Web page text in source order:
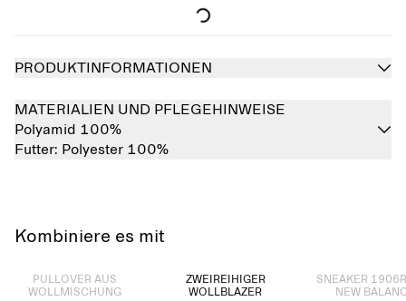
PRODUKTINFORMATIONEN
MATERIALIEN UND PFLEGEHINWEISE
Polyamid 100%
Futter: Polyester 100%
Kombiniere es mit
PULLOVER AUS
WOLLMISCHUNG
ZWEIREIHIGER
WOLLBLAZER
SNEAKER
NEW